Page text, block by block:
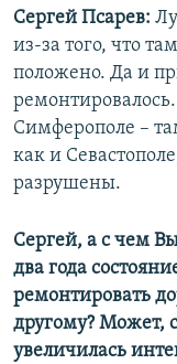
Сергей Псарев:
из-за того, что
положено. Да и
Симферополе –
как и
разрушены.
Сергей, а с чем
два года
ремонтировать
другому? Может,
увеличилась